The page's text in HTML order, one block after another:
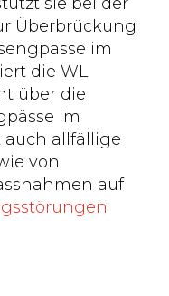
Überbrückung
im
die WL
über die
im
allfällige
von
auf